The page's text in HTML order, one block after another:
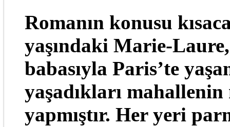
Romanın konusu
yaşındaki Marie-
babasıyla Paris’te
yaşadıkları
yapmıştır. Her yeri